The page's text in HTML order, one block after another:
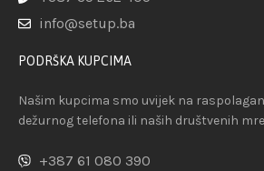
info@setup.ba
PODRŠKA KUPCIMA
Našim kupcima smo uvijek na
dežurnog telefona ili naših društvenih
+387 61 080 390